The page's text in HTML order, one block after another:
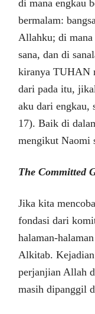
di mana engkau
bermalam:
Allahku; di
sana, dan di
kiranya TUHAN
dari pada itu,
aku dari engkau,
17). Baik di
mengikut Naomi
The Committed
Jika kita
fondasi dari
halaman-
Alkitab.
perjanjian Allah
masih dipanggil